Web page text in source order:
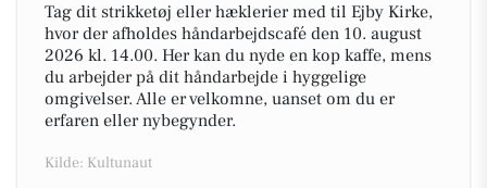
Tag dit strikketøj eller hæklerier med til Ejby Kirke,
hvor der afholdes håndarbejdscafé den 10. august
2026 kl. 14.00. Her kan du nyde en kop kaffe, mens
du arbejder på dit håndarbejde i hyggelige
omgivelser. Alle er velkomne, uanset om du er
erfaren eller nybegynder.
Kilde: Kultunaut